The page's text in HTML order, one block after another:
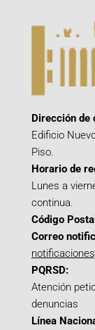
Dirección de
Edificio
Piso.
Horario de
Lunes a
continua.
Código
Correo
PQRSD:
Atención
denuncias
Línea